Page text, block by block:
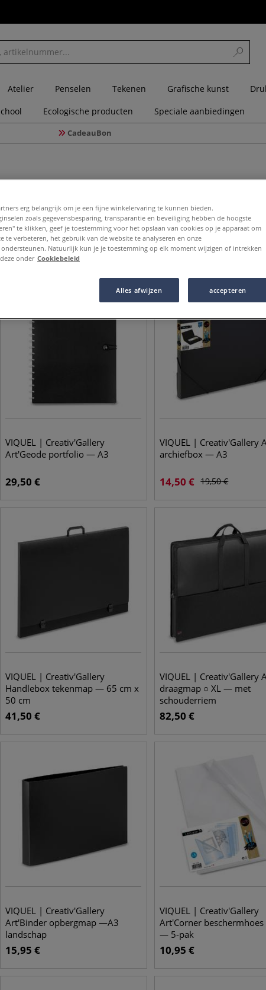
Atelier Penselen Tekenen Grafische kunst
Ecologische producten Speciale aanbiedingen
CadeauBon
Nieuwe producten: Meer filters
20 artikel
VIQUEL | Creativ'Gallery
Art'Geode portfolio — A3
29,50 €
-26%
VIQUEL | Creativ'Gallery
archiefbox — A3
14,50 € 19,50€
VIQUEL | Creativ'Gallery
Handlebox tekenmap — 65 cm x
50 cm
41,50 €
VIQUEL | Creativ'Gallery
draagmap ○ XL — met
schouderriem
82,50 €
VIQUEL | Creativ'Gallery
Art'Binder opbergmap —A3
landschap
15,95 €
VIQUEL | Creativ'Gallery
Art'Corner beschermhoes
— 5-pak
10,95 €
erg belangrijk om je een fijne winkelervaring te kunnen bieden.
zoals gegevensbesparing, transparantie en beveiliging hebben de hoogste
te klikken, geef je toestemming voor het opslaan van cookies op je apparaat om
te verbeteren, het gebruik van de website te analyseren en onze
Natuurlijk kun je je toestemming op elk moment wijzigen of intrekken
onder Cookiebeleid
Alles afwijzen accepteren